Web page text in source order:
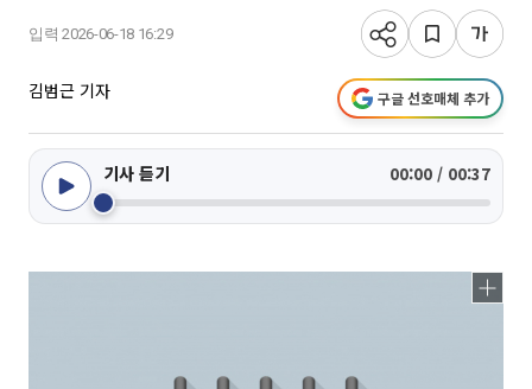
입력 2026-06-18 16:29
김범근 기자 구글 선호매체 추가
기사 듣기 00:00 / 00:37